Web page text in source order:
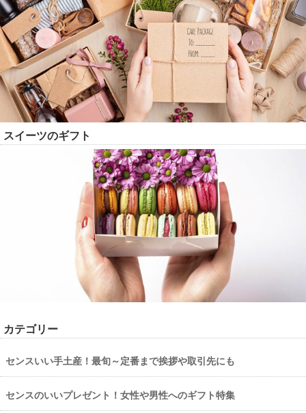
スイーツのギフト
カテゴリー
センスいい手土産！最旬～定番まで挨拶や取引先にも
センスのいいプレゼント！女性や男性へのギフト特集